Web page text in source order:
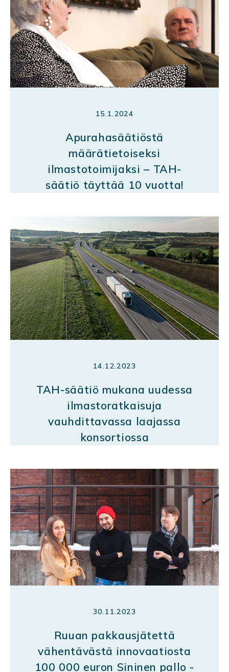
15.1.2024
Apurahasäätiöstä
määrätietoiseksi
ilmastotoimijaksi – TAH-
säätiö täyttää 10 vuotta!
14.12.2023
TAH-säätiö mukana uudessa
ilmastoratkaisuja
vauhdittavassa laajassa
konsortiossa
30.11.2023
Ruuan pakkausjätettä
vähentävästä innovaatiosta
100 000 euron Sininen pallo -